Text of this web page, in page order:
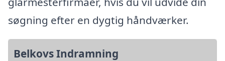
søgning efter en dygtig håndværker.
Belkovs Indramning